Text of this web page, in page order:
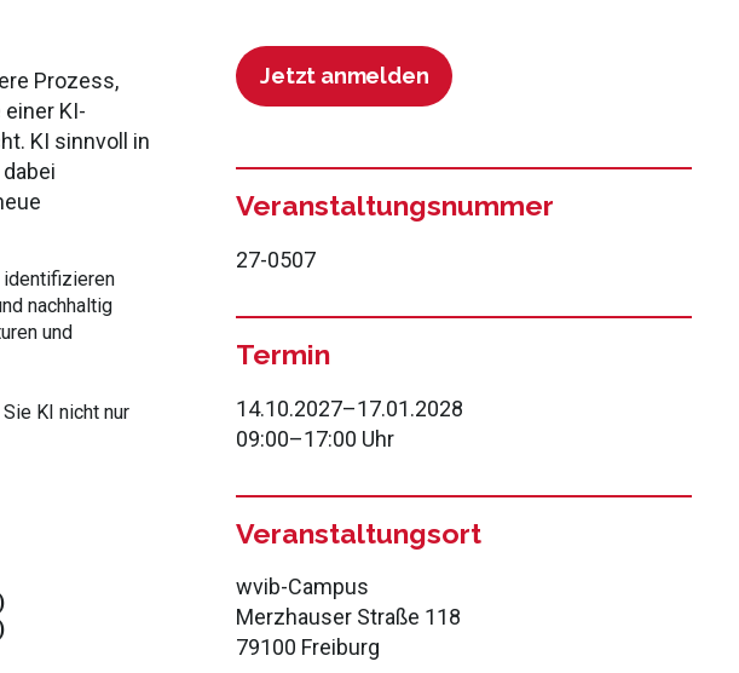
Prozess,
KI-
KI sinnvoll in
identifizieren
nachhaltig
und
KI nicht nur
Jetzt anmelden
Veranstaltungsnummer
27-0507
Termin
14.10.2027–17.01.2028
09:00–17:00 Uhr
Veranstaltungsort
wvib-Campus
Merzhauser Straße 118
79100 Freiburg